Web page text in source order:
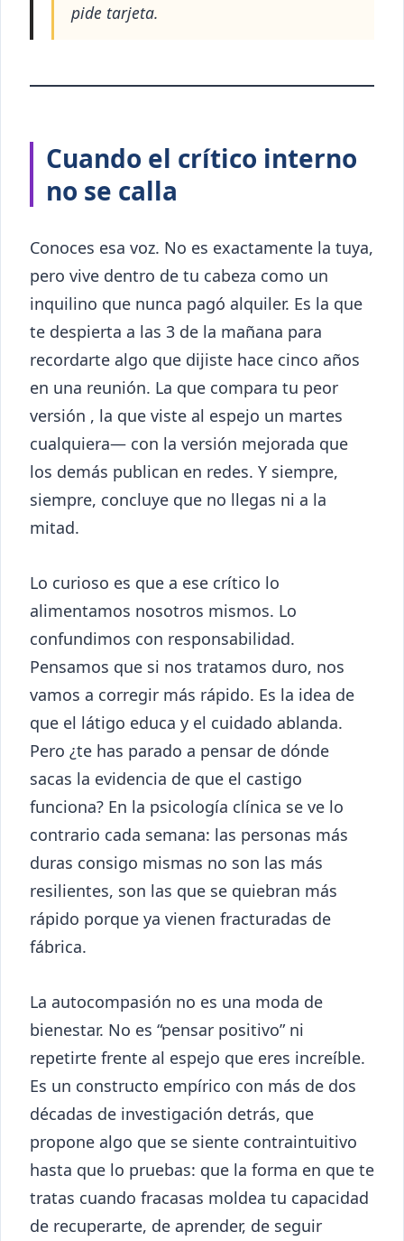
pide tarjeta.
Cuando el crítico interno
no se calla
Conoces esa voz. No es exactamente la tuya,
pero vive dentro de tu cabeza como un
inquilino que nunca pagó alquiler. Es la que
te despierta a las 3 de la mañana para
recordarte algo que dijiste hace cinco años
en una reunión. La que compara tu peor
versión , la que viste al espejo un martes
cualquiera— con la versión mejorada que
los demás publican en redes. Y siempre,
siempre, concluye que no llegas ni a la
mitad.
Lo curioso es que a ese crítico lo
alimentamos nosotros mismos. Lo
confundimos con responsabilidad.
Pensamos que si nos tratamos duro, nos
vamos a corregir más rápido. Es la idea de
que el látigo educa y el cuidado ablanda.
Pero ¿te has parado a pensar de dónde
sacas la evidencia de que el castigo
funciona? En la psicología clínica se ve lo
contrario cada semana: las personas más
duras consigo mismas no son las más
resilientes, son las que se quiebran más
rápido porque ya vienen fracturadas de
fábrica.
La autocompasión no es una moda de
bienestar. No es “pensar positivo” ni
repetirte frente al espejo que eres increíble.
Es un constructo empírico con más de dos
décadas de investigación detrás, que
propone algo que se siente contraintuitivo
hasta que lo pruebas: que la forma en que te
tratas cuando fracasas moldea tu capacidad
de recuperarte, de aprender, de seguir